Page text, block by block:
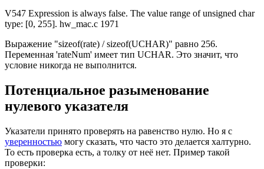
V547 Expression is always false. The value range of unsigned char
type: [0, 255]. hw_mac.c 1971
Выражение "sizeof(rate) / sizeof(UCHAR)" равно 256.
Переменная 'rateNum' имеет тип UCHAR. Это значит, что
условие никогда не выполнится.
Потенциальное разыменование
нулевого указателя
Указатели принято проверять на равенство нулю. Но я с
уверенностью могу сказать, что часто это делается халтурно.
То есть проверка есть, а толку от неё нет. Пример такой
проверки: